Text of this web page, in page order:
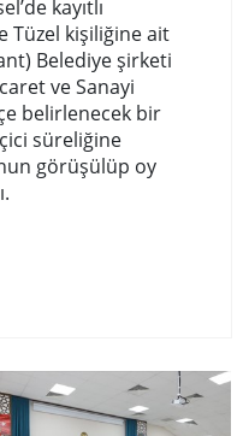
kayıtlı
Tüzel kişiliğine ait
Belediye şirketi
ve Sanayi
belirlenecek bir
süreliğine
görüşülüp oy